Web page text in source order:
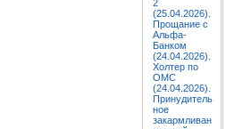
2
(25.04.2026).
Прощание с
Альфа-
Банком
(24.04.2026).
Холтер по
ОМС
(24.04.2026).
Принудитель
ное
закармливан